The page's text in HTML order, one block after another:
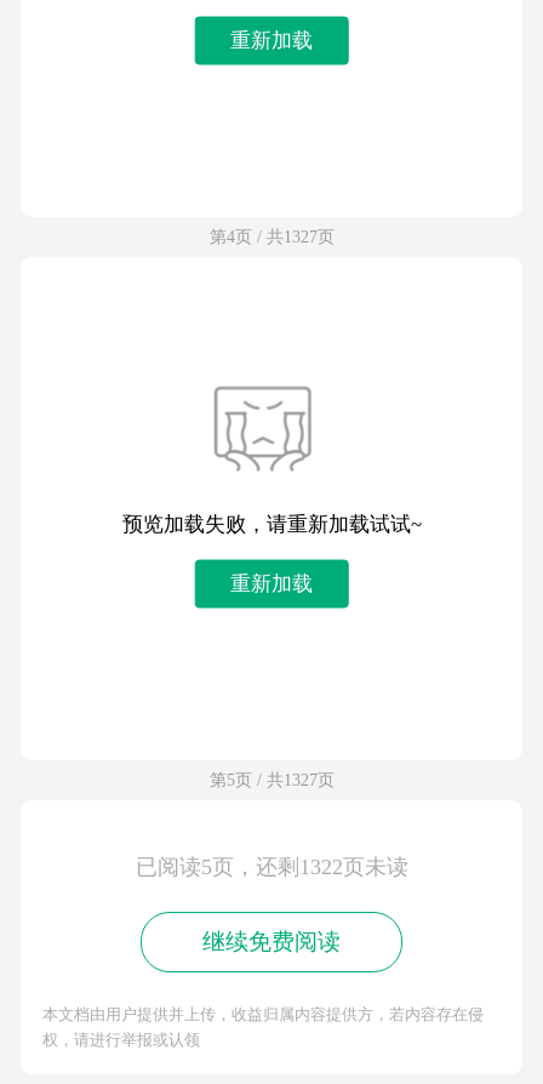
重新加载
第4页 / 共1327页
预览加载失败，请重新加载试试~
重新加载
第5页 / 共1327页
已阅读5页，还剩1322页未读
继续免费阅读
本文档由用户提供并上传，收益归属内容提供方，若内容存在侵
权，请进行举报或认领